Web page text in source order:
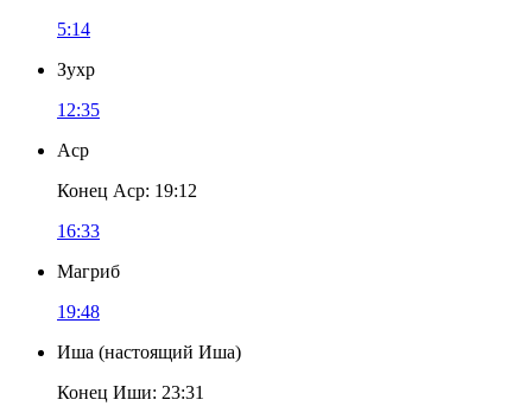
5:14
Зухр
12:35
Аср
Конец Аср: 19:12
16:33
Магриб
19:48
Иша (настоящий Иша)
Конец Иши: 23:31